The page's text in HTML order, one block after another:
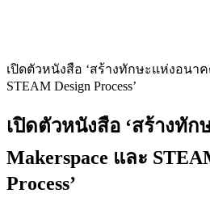
เปิดตัวหนังสือ ‘สร้างทักษะแห่งอนาค
STEAM Design Process’
เปิดตัวหนังสือ ‘สร้างทั
Makerspace และ
Process’